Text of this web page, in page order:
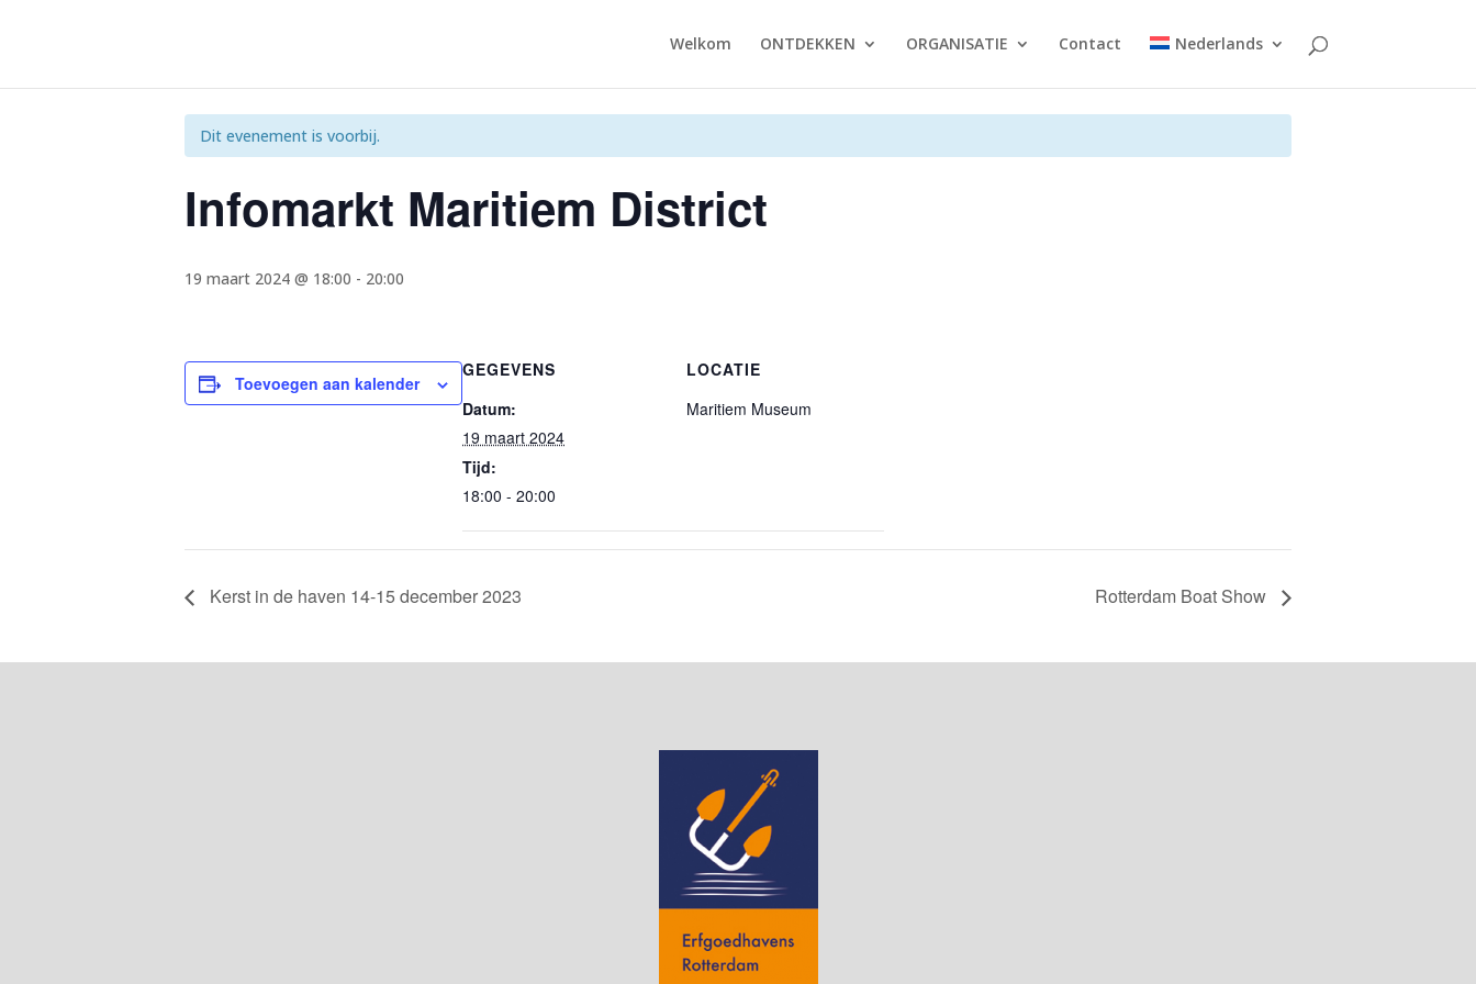
Welkom ONTDEKKEN ORGANISATIE Contact Nederlands
Dit evenement is voorbij.
Infomarkt Maritiem District
19 maart 2024 @ 18:00 - 20:00
Toevoegen aan kalender
GEGEVENS
Datum:
19 maart 2024
Tijd:
18:00 - 20:00
LOCATIE
Maritiem Museum
Kerst in de haven 14-15 december 2023 Rotterdam Boat Show